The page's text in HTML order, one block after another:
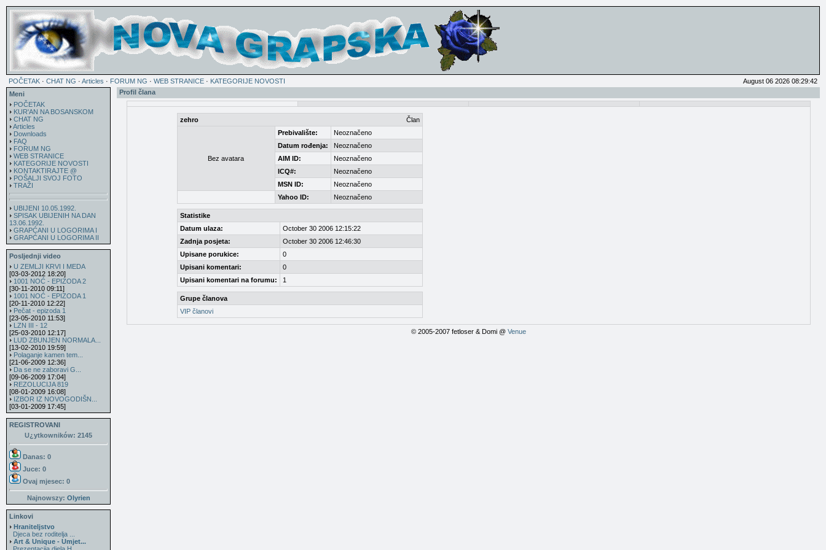
POČETAK · CHAT NG · Articles · FORUM NG · WEB STRANICE · KATEGORIJE NOVOSTI
August 06 2026 08:29:42
Meni
POČETAK
KUR'AN NA BOSANSKOM
CHAT NG
Articles
Downloads
FAQ
FORUM NG
WEB STRANICE
KATEGORIJE NOVOSTI
KONTAKTIRAJTE @
POŠALJI SVOJ FOTO
TRAŽI
UBIJENI 10.05.1992.
SPISAK UBIJENIH NA DAN
13.06.1992.
GRAPĆANI U LOGORIMA I
GRAPĆANI U LOGORIMA II
Posljednji video
U ZEMLJI KRVI I MEDA
[03-03-2012 18:20]
1001 NOĆ - EPIZODA 2
[30-11-2010 09:11]
1001 NOĆ - EPIZODA 1
[20-11-2010 12:22]
Pečat - epizoda 1
[23-05-2010 11:53]
LZN III - 12
[25-03-2010 12:17]
LUD ZBUNJEN NORMALA...
[13-02-2010 19:59]
Polaganje kamen tem...
[21-06-2009 12:36]
Da se ne zaboravi G...
[09-06-2009 17:04]
REZOLUCIJA 819
[08-01-2009 16:08]
IZBOR IZ NOVOGODIŠN...
[03-01-2009 17:45]
REGISTROVANI
U¿ytkowników: 2145
Danas: 0
Juce: 0
Ovaj mjesec: 0
Najnowszy: Olyrien
Linkovi
Hraniteljstvo
Djeca bez roditelja ...
Art & Unique - Umjet...
Profil člana
zehro Član
Bez avatara
Prebivalište:
Neoznačeno
Datum rođenja:
Neoznačeno
AIM ID:
Neoznačeno
ICQ#:
Neoznačeno
MSN ID:
Neoznačeno
Yahoo ID:
Neoznačeno
Statistike
Datum ulaza:
October 30 2006 12:15:22
Zadnja posjeta:
October 30 2006 12:46:30
Upisane porukice:
0
Upisani komentari:
0
Upisani komentari na forumu:
1
Grupe članova
VIP članovi
© 2005-2007 fetloser & Domi @ Venue